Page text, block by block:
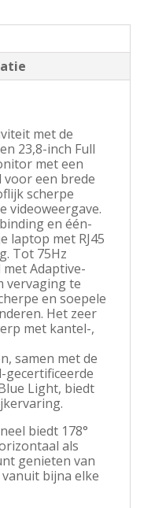
met de
23,8-inch Full
met een
voor een brede
scherpe
videoweergave.
en één-
laptop met RJ45
Tot 75Hz
Adaptive-
vervaging te
en soepele
Het zeer
met kantel-,
samen met de
gecertificeerde
Light, biedt
biedt 178°
als
genieten van
bijna elke